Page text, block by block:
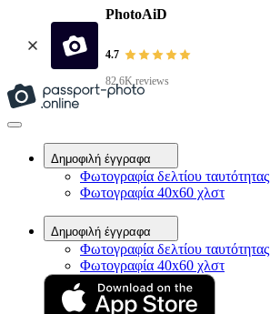
PhotoAiD
4.7
82.6K reviews
Δημοφιλή έγγραφα
Φωτογραφία δελτίου ταυτότητας
Φωτογραφία 40x60 χλστ
Δημοφιλή έγγραφα
Φωτογραφία δελτίου ταυτότητας
Φωτογραφία 40x60 χλστ